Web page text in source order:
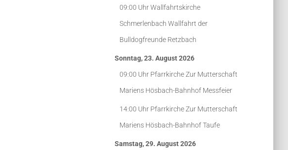
09:00 UhrWallfahrtskirche
Schmerlenbach Wallfahrt der
Bulldogfreunde Retzbach
Sonntag, 23. August 2026
09:00 Uhr Pfarrkirche Zur Mutterschaft
Mariens Hösbach-Bahnhof Messfeier
14:00 Uhr Pfarrkirche Zur Mutterschaft
Mariens Hösbach-Bahnhof Taufe
Samstag, 29. August 2026